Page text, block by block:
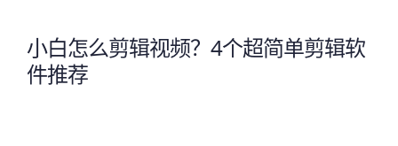
小白怎么剪辑视频？4个超简单剪辑软
件推荐